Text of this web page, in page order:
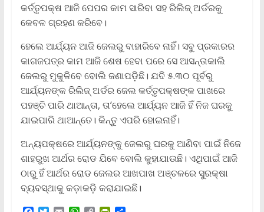
କର୍ତ୍ତୃପକ୍ଷ ଆଜି ପେପର କାମ ସାରିବା ସହ ରିଲିଜ୍‌ ଅର୍ଡରକୁ
କେବଳ ଗ୍ରହଣ କରିବେ।
ହେଲେ ଆର୍ଯ୍ୟନ ଆଜି ଜେଲରୁ ବାହାରିବେ ନାହିଁ। ସବୁ ପ୍ରକାରର
କାଗଜପତ୍ର କାମ ଆଜି ଶେଷ ହେବା ପରେ ସେ ଆସନ୍ତାକାଲି
ଜେଲରୁ ମୁକୁଳିବେ ବୋଲି ଜଣାପଡ଼ିଛି। ଯଦି ୫.୩୦ ପୂର୍ବରୁ
ଆର୍ଯ୍ୟନଙ୍କ ରିଲିଜ୍‌ ଅର୍ଡର ଜେଲ କର୍ତ୍ତୃପକ୍ଷଙ୍କ ପାଖରେ
ପହଞ୍ଚି ପାରି ଥାଆନ୍ତା, ତା’ହେଲେ ଆର୍ଯ୍ୟନ ଆଜି ହିଁ ନିଜ ଘରକୁ
ଯାଇପାରି ଥାଆନ୍ତେ। କିନ୍ତୁ ଏପରି ହୋଇନାହିଁ।
ଅନ୍ୟପକ୍ଷରେ ଆର୍ଯ୍ୟନଙ୍କୁ ଜେଲରୁ ଘରକୁ ଆଣିବା ପାଇଁ ନିଜେ
ଶାହରୁଖ ଆର୍ଥର ରୋଡ ଯିବେ ବୋଲି କୁହାଯାଉଛି। ଏଥିପାଇଁ ଆଜି
ଠାରୁ ହିଁ ଆର୍ଥର ରୋଡ ଜେଲର ଆଖପାଖ ଅଞ୍ଚଳରେ ସୁରକ୍ଷା
ବ୍ୟବସ୍ଥାକୁ କଡ଼ାକଡ଼ି କରାଯାଇଛି।